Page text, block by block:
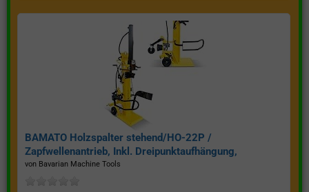
BAMATO Holzspalter stehend/HO-22P /
Zapfwellenantrieb, Inkl. Dreipunktaufhängung,
Spaltkraft 22 Tonnen*
von Bavarian Machine Tools